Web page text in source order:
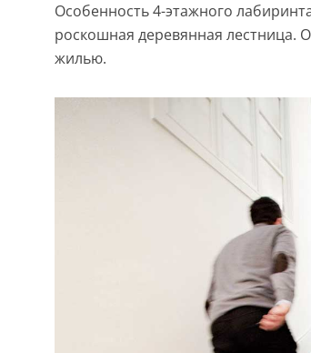
Особенность 4-этажного
роскошная деревянная лестница.
жилью.